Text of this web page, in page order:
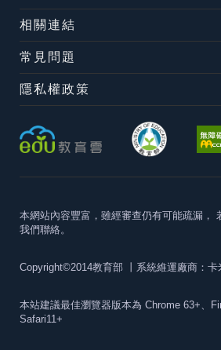
相關連結
常見問題
隱私權政策
本網站內容豐富，雖經審查仍有可能疏漏，
我們聯絡。
Copyright©2014教育部 丨系統維運廠商：
本站建議最佳瀏覽器版本為 Chrome 63+、
Safari11+